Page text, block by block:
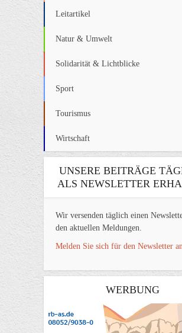
Leitartikel
Natur & Umwelt
Solidarität & Lichtblicke
Sport
Tourismus
Wirtschaft
UNSERE BEITRÄGE
ALS NEWSLETTER
Wir versenden täglich einen
den aktuellen Meldungen.
Melden Sie sich für den Newsletter
WERBUNG